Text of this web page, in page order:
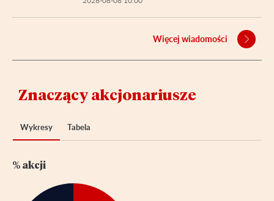
Znaczący akcjonariusze
Wykresy Tabela
% akcji
Więcej wiadomości